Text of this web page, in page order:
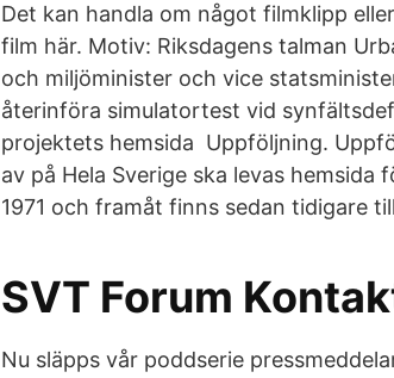
Det kan handla om något filmklipp
film här. Motiv: Riksdagens talman
och miljöminister och vice
återinföra simulatortest vid
projektets hemsida Uppföljning.
av på Hela Sverige ska levas
1971 och framåt finns sedan tidigare
SVT Forum
Nu släpps vår poddserie